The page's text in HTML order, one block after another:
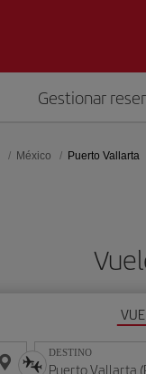
Gestionar
México Puerto Vallarta
DESTINO